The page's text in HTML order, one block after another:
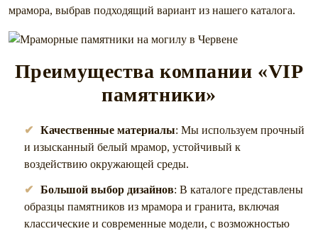
мрамора, выбрав подходящий вариант из нашего каталога.
Преимущества компании «VIP
памятники»
Качественные материалы: Мы используем прочный
и изысканный белый мрамор, устойчивый к
воздействию окружающей среды.
Большой выбор дизайнов: В каталоге представлены
образцы памятников из мрамора и гранита, включая
классические и современные модели, с возможностью